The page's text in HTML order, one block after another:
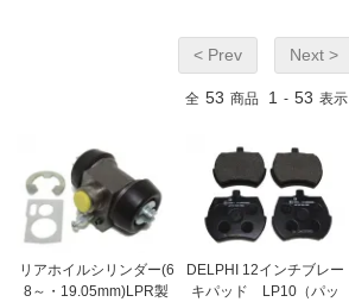
< Prev Next >
全 53 商品 1 - 53 表示
リアホイルシリンダー(6
8～・19.05mm)LPR製
DELPHI 12インチブレー
キパッド LP10（パッ